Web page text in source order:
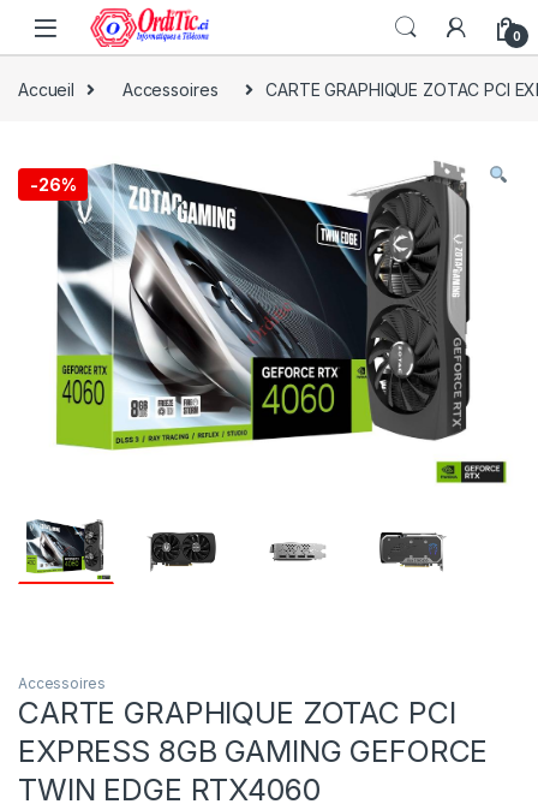
0
Accueil Accessoires CARTE GRAPHIQUE ZOTAC PCI
-26%
Accessoires
CARTE GRAPHIQUE ZOTAC PCI
EXPRESS 8GB GAMING GEFORCE
TWIN EDGE RTX4060